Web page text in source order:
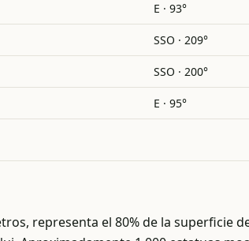
E · 93°
SSO · 209°
SSO · 200°
E · 95°
representa el 80% de la superficie